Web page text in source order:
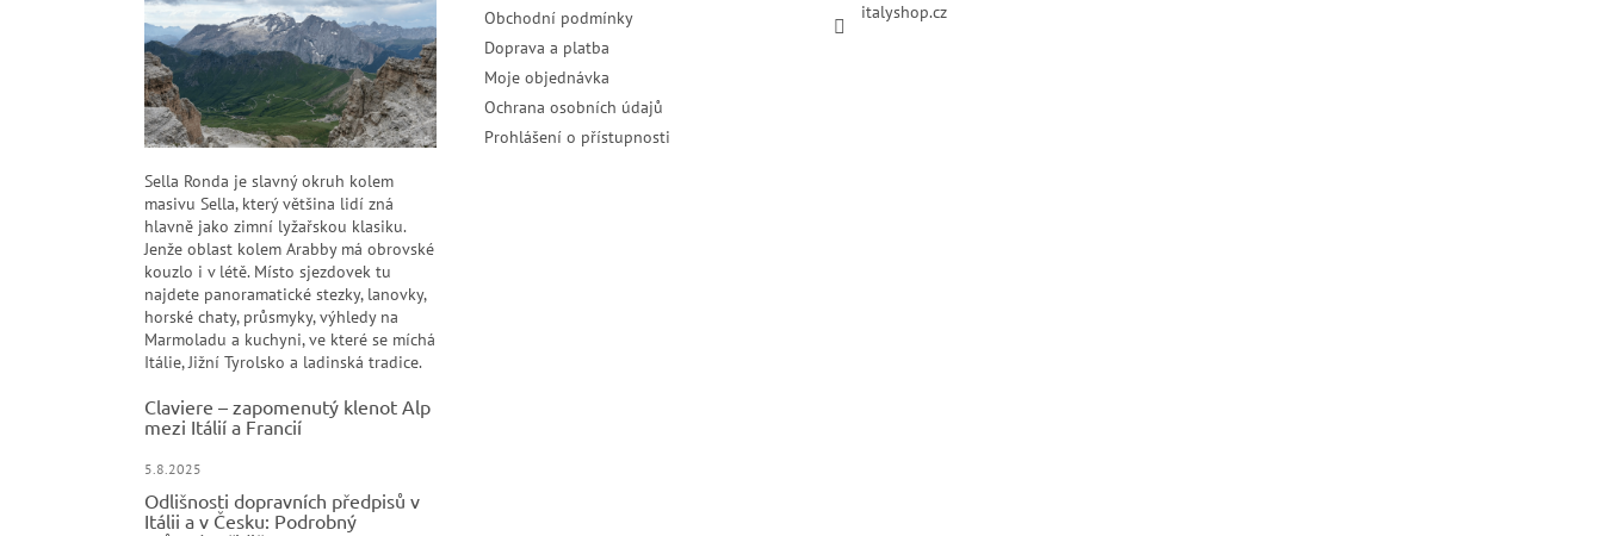
Sella Ronda je slavný okruh kolem
masivu Sella, který většina lidí zná
hlavně jako zimní lyžařskou klasiku.
Jenže oblast kolem Arabby má obrovské
kouzlo i v létě. Místo sjezdovek tu
najdete panoramatické stezky, lanovky,
horské chaty, průsmyky, výhledy na
Marmoladu a kuchyni, ve které se míchá
Itálie, Jižní Tyrolsko a ladinská tradice.
Claviere – zapomenutý klenot Alp
mezi Itálií a Francií
5.8.2025
Odlišnosti dopravních předpisů v
Itálii a v Česku: Podrobný
Obchodní podmínky
Doprava a platba
Moje objednávka
Ochrana osobních údajů
Prohlášení o přístupnosti
italyshop.cz